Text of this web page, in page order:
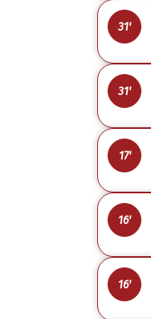
31'
31'
17'
16'
16'